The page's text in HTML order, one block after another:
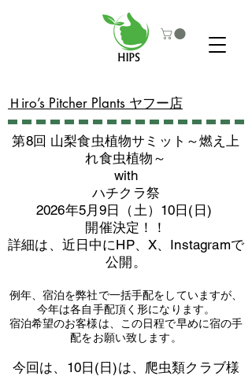
​Ｈiro’s Pitcher Plants ヤフー店
第8回 山梨食虫植物サミット～燃え上
れ食虫植物～
with
​ハチクラ祭
2026年5月9日（土）10日(日)
​開催決定！！
詳細は、近日中にHP、X、Instagramで
公開。
例年、宿泊を弊社で一括手配をしていますが、
今年は各自手配頂く形になります。
​宿泊希望のお客様は、この日程で早めに宿の手
配をお願い致します。
​今回は、10日(日)は、爬虫類クラブ様